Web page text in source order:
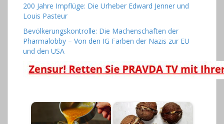
200 Jahre Impflüge: Die Urheber Edward Jenner und
Louis Pasteur
Bevölkerungskontrolle: Die Machenschaften der
Pharmalobby – Von den IG Farben der Nazis zur EU
und den USA